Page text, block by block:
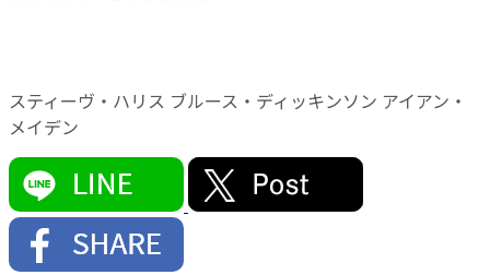
スティーヴ・ハリス ブルース・ディッキンソン アイアン・
メイデン